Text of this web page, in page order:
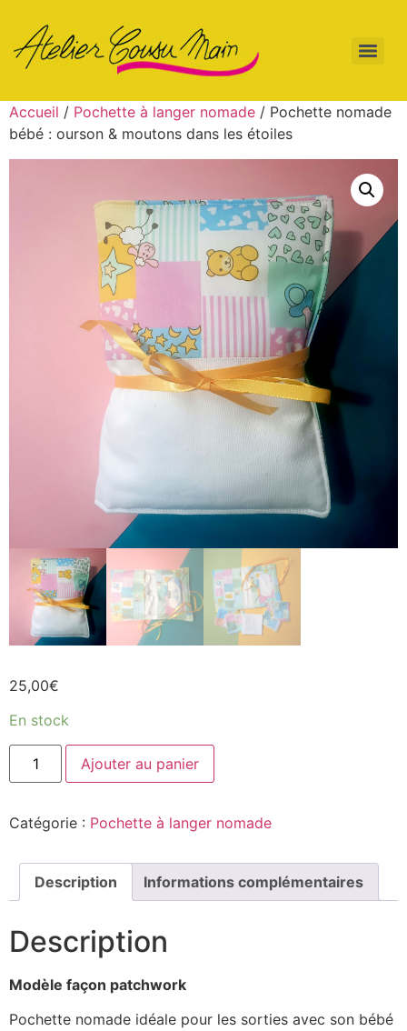
Accueil / Pochette à langer nomade / Pochette nomade
bébé : ourson & moutons dans les étoiles
25,00€
En stock
Ajouter au panier
Catégorie : Pochette à langer nomade
Description Informations complémentaires
Description
Modèle façon patchwork
Pochette nomade idéale pour les sorties avec son bébé